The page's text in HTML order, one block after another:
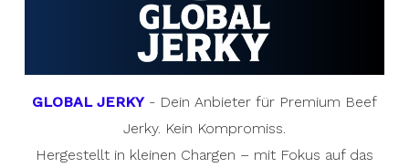
GLOBAL JERKY- Dein Anbieter für Premium Beef
Jerky. Kein Kompromiss.
Hergestellt in kleinen Chargen – mit Fokus auf das